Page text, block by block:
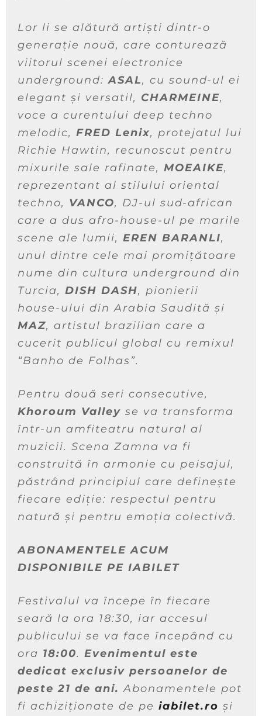
Lor li se alătură artiști dintr-o
generație nouă, care conturează
viitorul scenei electronice
underground:ASAL, cu sound-ul ei
elegant și versatil, CHARMEINE,
voce a curentului deep techno
melodic, FRED Lenix, protejatul lui
Richie Hawtin, recunoscut pentru
mixurile sale rafinate, MOEAIKE,
reprezentant al stilului oriental
techno, VANCO, DJ-ul sud-african
care a dus afro-house-ul pe marile
scene ale lumii, EREN BARANLI,
unul dintre cele mai promițătoare
nume din cultura underground din
Turcia, DISH DASH, pionierii
house-ului din Arabia Saudită și
MAZ, artistul brazilian care a
cucerit publicul global cu remixul
“Banho de Folhas”.
Pentru două seri consecutive,
Khoroum Valley se va transforma
într-un amfiteatru natural al
muzicii. Scena Zamna va fi
construită în armonie cu peisajul,
păstrând principiul care definește
fiecare ediție: respectul pentru
natură și pentru emoția colectivă.
ABONAMENTELE ACUM
DISPONIBILE PE IABILET
Festivalul va începe în fiecare
seară la ora 18:30, iar accesul
publicului se va face începând cu
ora 18:00. Evenimentul este
dedicat exclusiv persoanelor de
peste 21 de ani.Abonamentele pot
fi achiziționate de pe iabilet.ro și